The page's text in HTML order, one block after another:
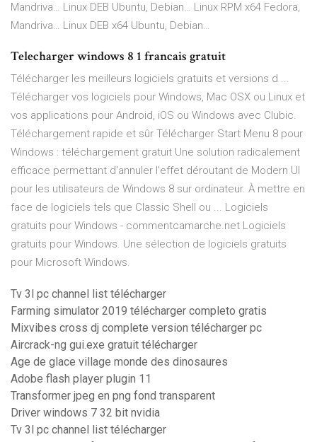
Mandriva… Linux DEB Ubuntu, Debian… Linux RPM x64 Fedora,
Mandriva… Linux DEB x64 Ubuntu, Debian…
Telecharger windows 8 1 francais gratuit
Télécharger les meilleurs logiciels gratuits et versions d ...
Télécharger vos logiciels pour Windows, Mac OSX ou Linux et
vos applications pour Android, iOS ou Windows avec Clubic.
Téléchargement rapide et sûr Télécharger Start Menu 8 pour
Windows : téléchargement gratuit Une solution radicalement
efficace permettant d'annuler l'effet déroutant de Modern UI
pour les utilisateurs de Windows 8 sur ordinateur. À mettre en
face de logiciels tels que Classic Shell ou ... Logiciels
gratuits pour Windows - commentcamarche.net Logiciels
gratuits pour Windows. Une sélection de logiciels gratuits
pour Microsoft Windows.
Tv 3l pc channel list télécharger
Farming simulator 2019 télécharger completo gratis
Mixvibes cross dj complete version télécharger pc
Aircrack-ng gui.exe gratuit télécharger
Age de glace village monde des dinosaures
Adobe flash player plugin 11
Transformer jpeg en png fond transparent
Driver windows 7 32 bit nvidia
Tv 3l pc channel list télécharger